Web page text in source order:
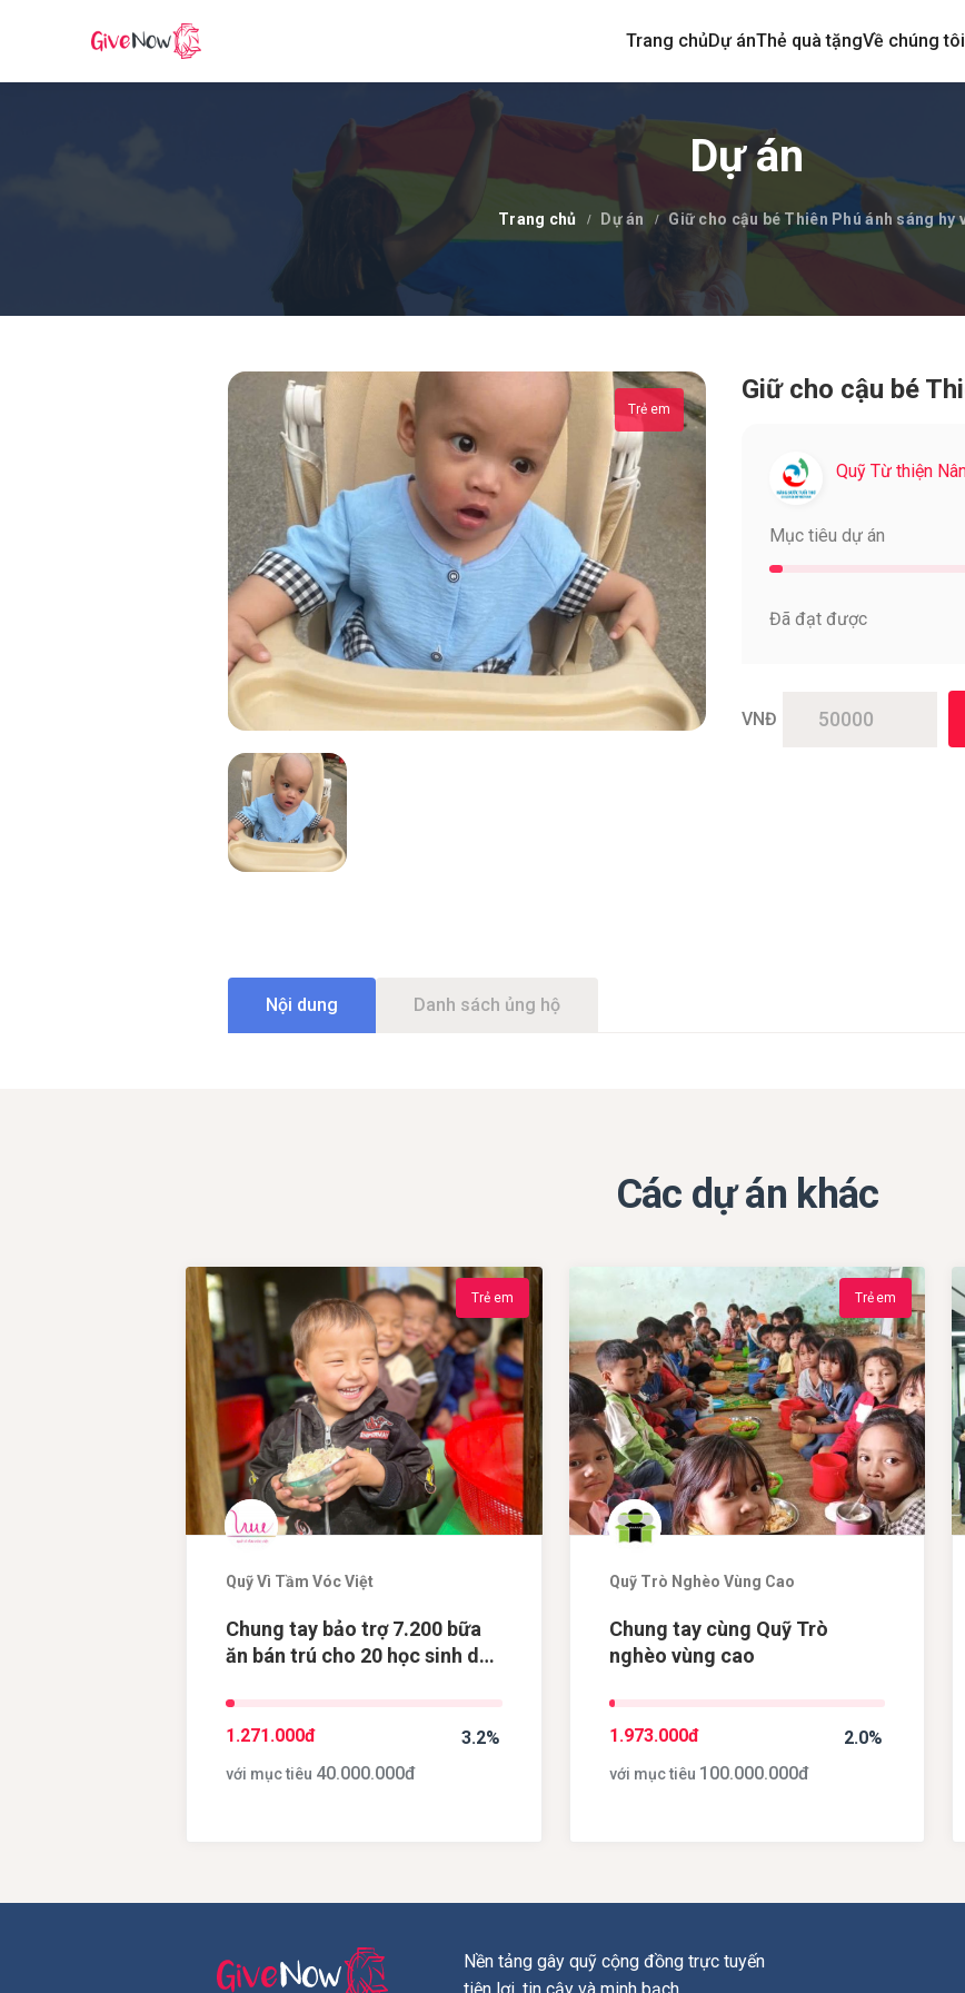
Trang chủDự ánThẻ quà tặngVề chúng tôi
Dự án
Trang chủ Dự án Giữ cho cậu bé Thiên Phú ánh sáng hy
Trẻ em
Giữ cho cậu bé
Quỹ Từ thiện
Mục tiêu dự án
Đã đạt được
VNĐ
Nội dung Danh sách ủng hộ
Các dự án khác
Trẻ em
Quỹ Vì Tầm Vóc Việt
Chung tay bảo trợ 7.200 bữa
ăn bán trú cho 20 học sinh dân
Khau Dề, tỉnh Cao Bằng
3.2%
1.271.000đ
với mục tiêu 40.000.000đ
Trẻ em
Quỹ Trò Nghèo Vùng Cao
Chung tay cùng Quỹ Trò
nghèo vùng cao
2.0%
1.973.000đ
với mục tiêu 100.000.000đ
Nền tảng gây quỹ cộng đồng trực tuyến